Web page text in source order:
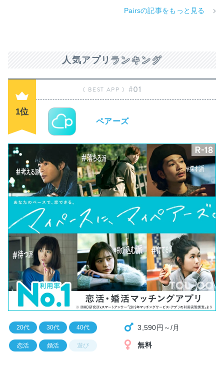
Pairsの記事をもっと見る
人気アプリ ランキング
1位
#01
ペアーズ
20代 30代 40代
恋活 婚活 遊び
3,590円～/月
無料